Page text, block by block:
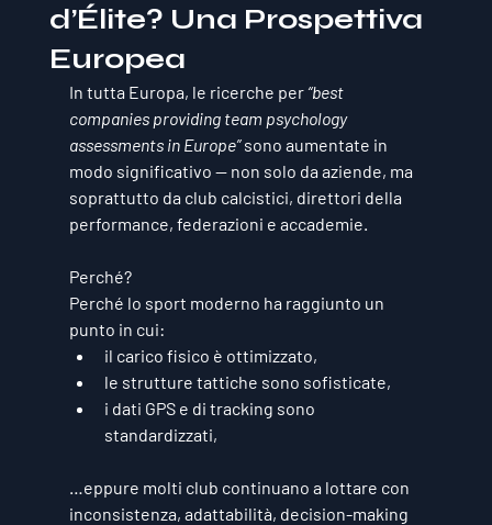
d’Élite? Una Prospettiva
Europea
In tutta Europa, le ricerche per “best
companies providing team psychology
assessments in Europe” sono aumentate in
modo significativo — non solo da aziende, ma
soprattutto da club calcistici, direttori della
performance, federazioni e accademie.
Perché?
Perché lo sport moderno ha raggiunto un
punto in cui:
il carico fisico è ottimizzato,
le strutture tattiche sono sofisticate,
i dati GPS e di tracking sono
standardizzati,
…eppure molti club continuano a lottare con
inconsistenza, adattabilità, decision-making